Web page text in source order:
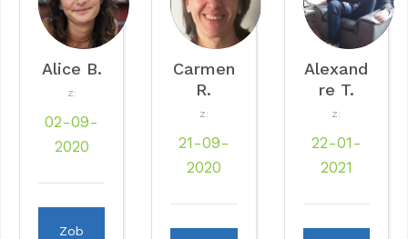
Alice B.
Z:
02-09-
2020
Zob
Carmen
R.
Z:
21-09-
2020
Alexand
re T.
Z:
22-01-
2021